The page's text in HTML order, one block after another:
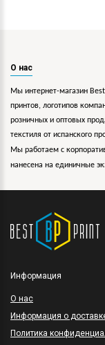
О нас
Мы интернет-магазин
принтов, логотипов
розничных и оптовых
текстиля от испанского
Мы работаем с
нанесена на единичные
Информация
O нас
Информация о
Политика